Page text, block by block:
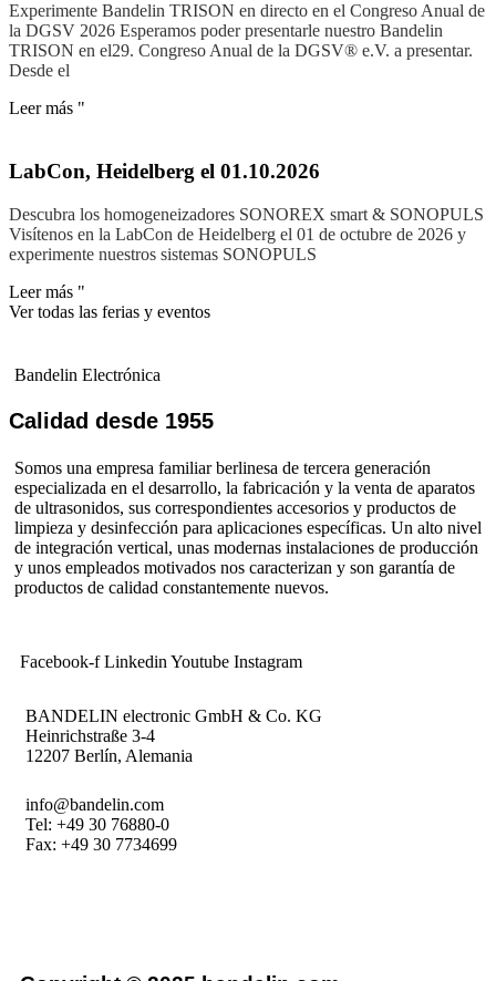
Experimente Bandelin TRISON en directo en el Congreso Anual de
la DGSV 2026 Esperamos poder presentarle nuestro Bandelin
TRISON en el29. Congreso Anual de la DGSV® e.V. a presentar.
Desde el
Leer más "
LabCon, Heidelberg el 01.10.2026
Descubra los homogeneizadores SONOREX smart & SONOPULS
Visítenos en la LabCon de Heidelberg el 01 de octubre de 2026 y
experimente nuestros sistemas SONOPULS
Leer más "
Ver todas las ferias y eventos
Bandelin Electrónica
Calidad desde 1955
Somos una empresa familiar berlinesa de tercera generación
especializada en el desarrollo, la fabricación y la venta de aparatos
de ultrasonidos, sus correspondientes accesorios y productos de
limpieza y desinfección para aplicaciones específicas. Un alto nivel
de integración vertical, unas modernas instalaciones de producción
y unos empleados motivados nos caracterizan y son garantía de
productos de calidad constantemente nuevos.
Facebook-f Linkedin Youtube Instagram
BANDELIN electronic GmbH & Co. KG
Heinrichstraße 3-4
12207 Berlín, Alemania
info@bandelin.com
Tel: +49 30 76880-0
Fax: +49 30 7734699